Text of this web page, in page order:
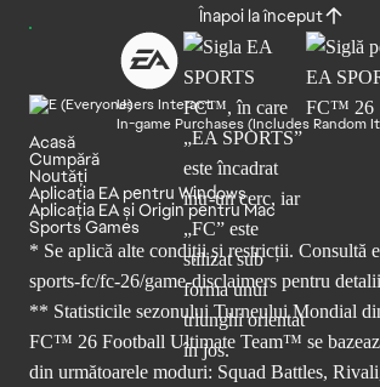
Înapoi la început
Users Interact
In-game Purchases (Includes Random
Acasă
Cumpără
Noutăți
Aplicația EA pentru Windows
Aplicația EA și Origin pentru Mac
Sports Games
* Se aplică alte condiții și restricții. Consultă
sports-fc/fc-26/game-disclaimers pentru
** Statisticile sezonului Turneului Mondial
FC™ 26 Football Ultimate Team™ se
din următoarele moduri: Squad Battles,